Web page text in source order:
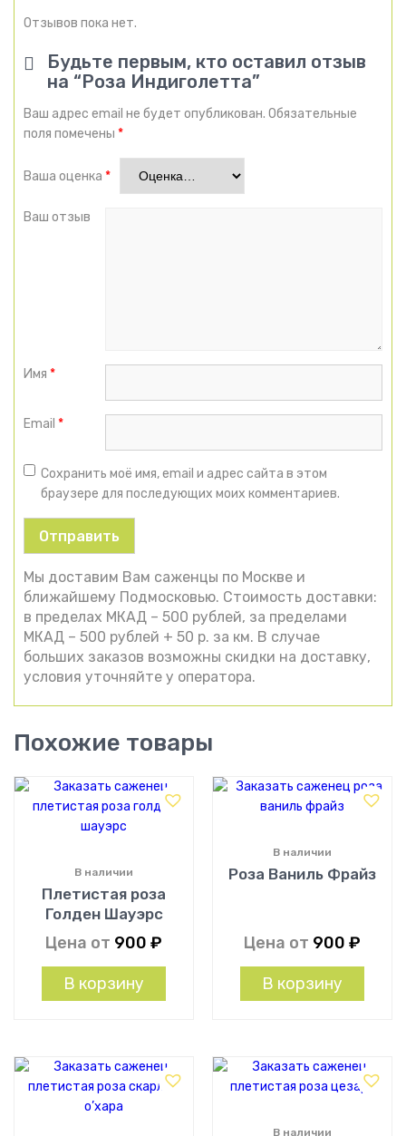
Отзывов пока нет.
Будьте первым, кто оставил отзыв
на “Роза Индиголетта”
Ваш адрес email не будет опубликован. Обязательные
поля помечены *
Ваша оценка *
Ваш отзыв
Имя *
Email *
Сохранить моё имя, email и адрес сайта в этом
браузере для последующих моих комментариев.
Мы доставим Вам саженцы по Москве и
ближайшему Подмосковью. Стоимость доставки:
в пределах МКАД – 500 рублей, за пределами
МКАД – 500 рублей + 50 р. за км. В случае
больших заказов возможны скидки на доставку,
условия уточняйте у оператора.
Похожие товары
Плетистая роза
Голден Шауэрс
В наличии
Цена от 900 ₽
В корзину
Роза Ваниль Фрайз
В наличии
Цена от 900 ₽
В корзину
В наличии